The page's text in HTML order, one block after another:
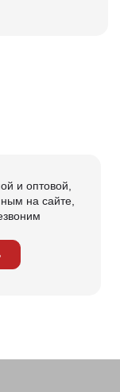
и оптовой,
на сайте,